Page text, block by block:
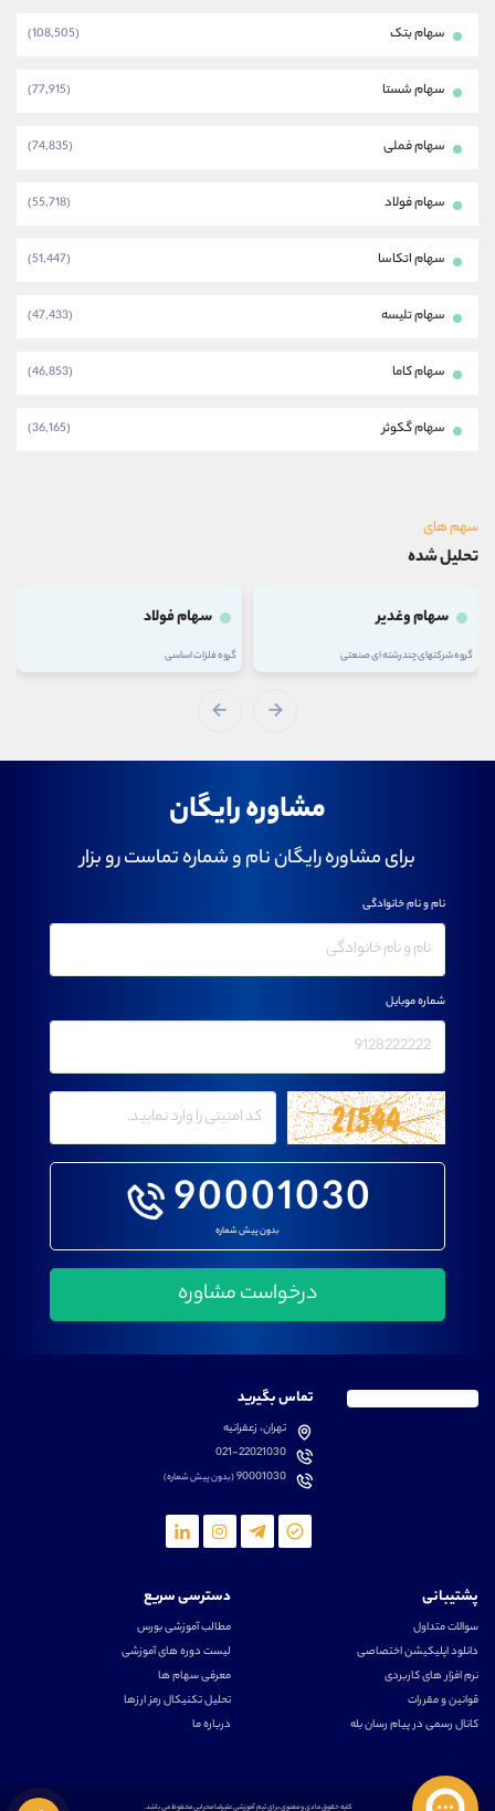
سهام بتک (108,505)
سهام شستا (77,915)
سهام فملی (74,835)
سهام فولاد (55,718)
سهام اتکاسا (51,447)
سهام تلیسه (47,433)
سهام کاما (46,853)
سهام گکوثر (36,165)
سهم های
تحلیل شده
سهام وغدیر
گروه شرکتهای چند رشته ای صنعتی
سهام فولاد
گروه فلزات اساسی
مشاوره رایگان
برای مشاوره رایگان نام و شماره تماست رو بزار
90001030
بدون پیش شماره
نام و نام خانوادگی
شماره موبایل
تماس بگیرید
تهران، زعفرانیه
021-22021030
90001030(بدون پیش شماره)
پشتیبانی
سوالات متداول
دانلود اپلیکیشن اختصاصی
نرم افزار های کاربردی
قوانین و مقررات
کانال رسمی در پیام رسان بله
دسترسی سریع
مطالب آموزشی بورس
لیست دوره های آموزشی
معرفی سهام ها
تحلیل تکنیکال رمز ارزها
درباره ما
کلیه حقوق مادی و معنوی برای تیم آموزشی علیرضا محرابی محفوظ می باشد.